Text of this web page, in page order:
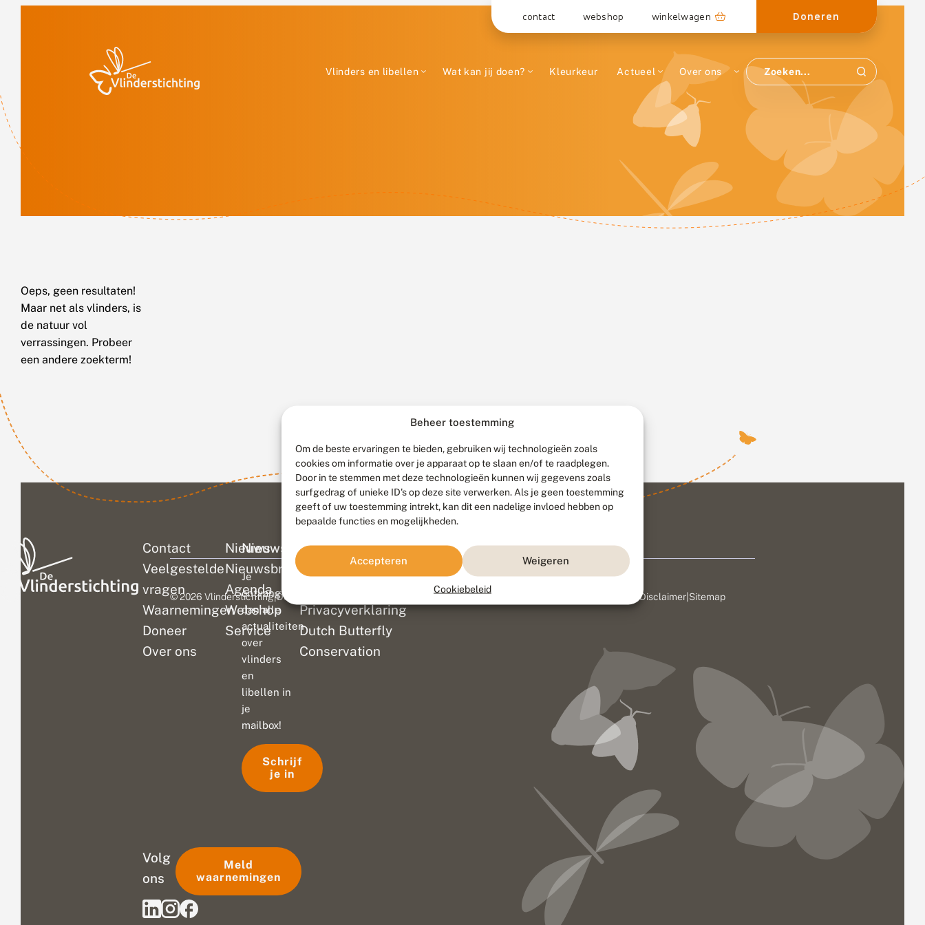
Beheer toestemming
Om de beste ervaringen te bieden, gebruiken wij technologieën zoals
cookies om informatie over je apparaat op te slaan en/of te raadplegen.
Door in te stemmen met deze technologieën kunnen wij gegevens zoals
surfgedrag of unieke ID's op deze site verwerken. Als je geen toestemming
geeft of uw toestemming intrekt, kan dit een nadelige invloed hebben op
bepaalde functies en mogelijkheden.
Accepteren Weigeren
Cookiebeleid
contact webshop winkelwagen Doneren
Vlinders en libellen Wat kan jij doen? Kleurkeur Actueel Over ons
Oeps, geen resultaten!
Maar net als vlinders, is
de natuur vol
verrassingen. Probeer
een andere zoekterm!
Contact
Veelgestelde
vragen
Waarnemingen
Doneer
Over ons
Nieuws
Nieuwsbrief
Agenda
Webshop
Service
Colofon
Disclaimer
Privacyverklaring
Dutch Butterfly
Conservation
Nieuwsbrief
Je
ontvangt
dan alle
actualiteiten
over
vlinders
en
libellen in
je
mailbox!
Schrijf
je in
Volg
ons
Meld
waarnemingen
© 2026 Vlinderstichting|Duurzaam ontwikkeld door Go2People, ontworpen door Disclaimer Sitemap